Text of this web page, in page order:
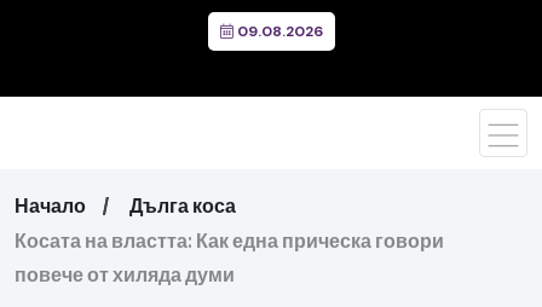
09.08.2026
Начало
Дълга коса
Косата на властта: Как една прическа говори
повече от хиляда думи